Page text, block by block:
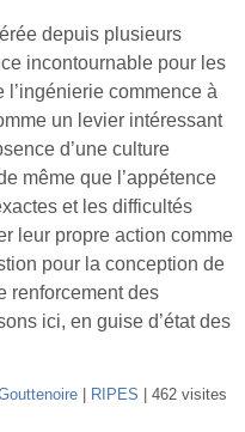
depuis plusieurs
incontournable pour les
l’ingénierie commence à
un levier intéressant
d’une culture
même que l’appétence
et les difficultés
leur propre action comme
pour la conception de
renforcement des
ici, en guise d’état des
RIPES
462 visites